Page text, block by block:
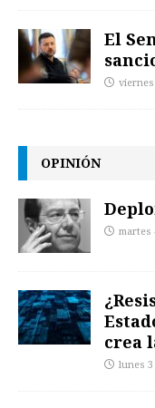
El
viernes
OPINIÓN
martes
crea
lunes 3